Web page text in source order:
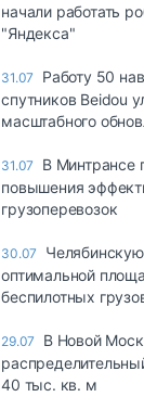
начали работать
"Яндекса"
31.07
Работу 50
спутников Beidou
масштабного
31.07
В Минтрансе
повышения
грузоперевозок
30.07
оптимальной
беспилотных
29.07
В Новой
40 тыс. кв. м